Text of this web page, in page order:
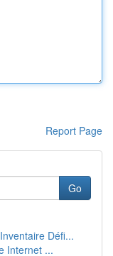
Report Page
Go
Défi...
Internet ...